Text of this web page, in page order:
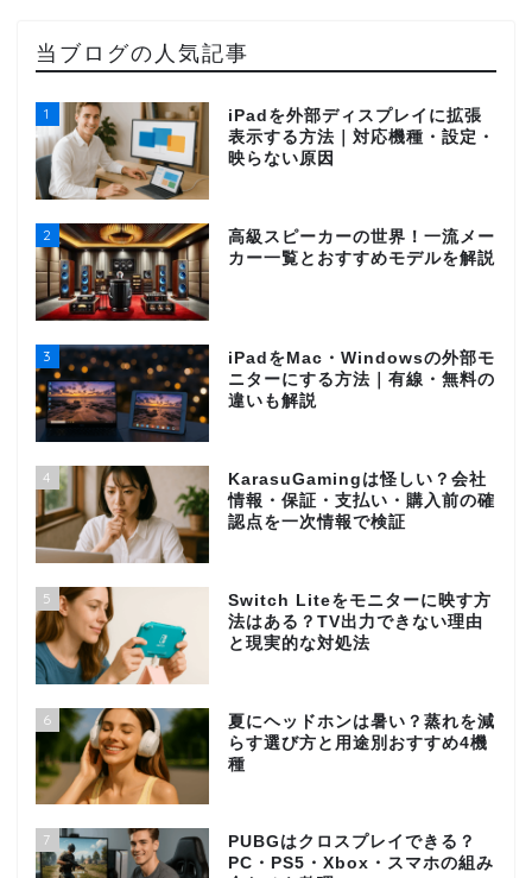
当ブログの人気記事
1
iPadを外部ディスプレイに拡張
表示する方法｜対応機種・設定・
映らない原因
2
高級スピーカーの世界！一流メー
カー一覧とおすすめモデルを解説
3
iPadをMac・Windowsの外部モ
ニターにする方法｜有線・無料の
違いも解説
4
KarasuGamingは怪しい？会社
情報・保証・支払い・購入前の確
認点を一次情報で検証
5
Switch Liteをモニターに映す方
法はある？TV出力できない理由
と現実的な対処法
6
夏にヘッドホンは暑い？蒸れを減
らす選び方と用途別おすすめ4機
種
7
PUBGはクロスプレイできる？
PC・PS5・Xbox・スマホの組み